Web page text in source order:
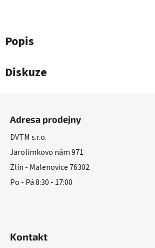
Popis
Diskuze
Adresa prodejny
DVTM s.r.o.
Jarolímkovo nám 971
Zlín - Malenovice 76302
Po - Pá 8:30 - 17:00
Kontakt